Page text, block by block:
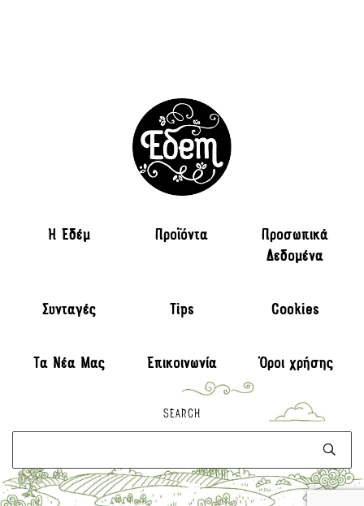
H Εδέμ Προϊόντα
Προσωπικά
Δεδομένα
Συνταγές Tips Cookies
Τα Νέα Μας Επικοινωνία Όροι χρήσης
SEARCH